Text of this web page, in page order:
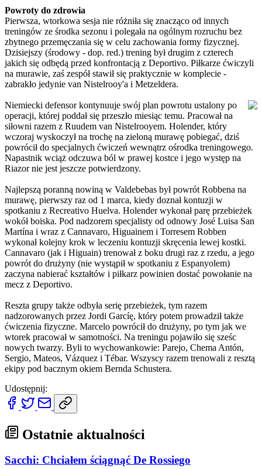
Powroty do zdrowia
Pierwsza, wtorkowa sesja nie różniła się znacząco od innych
treningów ze środka sezonu i polegała na ogólnym rozruchu bez
zbytnego przemęczania się w celu zachowania formy fizycznej.
Dzisiejszy (środowy - dop. red.) trening był drugim z czterech
jakich się odbędą przed konfrontacją z Deportivo. Piłkarze ćwiczyli
na murawie, zaś zespół stawił się praktycznie w komplecie -
zabrakło jedynie van Nistelrooy'a i Metzeldera.
Niemiecki defensor kontynuuje swój plan powrotu ustalony po
operacji, której poddał się przeszło miesiąc temu. Pracował na
siłowni razem z Ruudem van Nistelrooyem. Holender, który
wczoraj wyskoczył na trochę na zieloną murawę pobiegać, dziś
powrócił do specjalnych ćwiczeń wewnątrz ośrodka treningowego.
Napastnik wciąż odczuwa ból w prawej kostce i jego występ na
Riazor nie jest jeszcze potwierdzony.
Najlepszą poranną nowiną w Valdebebas był powrót Robbena na
murawę, pierwszy raz od 1 marca, kiedy doznał kontuzji w
spotkaniu z Recreativo Huelva. Holender wykonał parę przebieżek
wokół boiska. Pod nadzorem specjalisty od odnowy José Luisa San
Martína i wraz z Cannavaro, Higuainem i Torresem Robben
wykonał kolejny krok w leczeniu kontuzji skręcenia lewej kostki.
Cannavaro (jak i Higuain) trenował z boku drugi raz z rzedu, a jego
powrót do drużyny (nie wystąpił w spotkaniu z Espanyolem)
zaczyna nabierać kształtów i piłkarz powinien dostać powołanie na
mecz z Deportivo.
Reszta grupy także odbyła serię przebieżek, tym razem
nadzorowanych przez Jordi Garcíę, który potem prowadził także
ćwiczenia fizyczne. Marcelo powrócił do drużyny, po tym jak we
wtorek pracował w samotności. Na treningu pojawiło się sześc
nowych twarzy. Byli to wychowankowie: Parejo, Chema Antón,
Sergio, Mateos, Vázquez i Tébar. Wszyscy razem trenowali z resztą
ekipy pod bacznym okiem Bernda Schustera.
Udostępnij:
Ostatnie aktualności
Sacchi: Chciałem ściągnąć De Rossiego